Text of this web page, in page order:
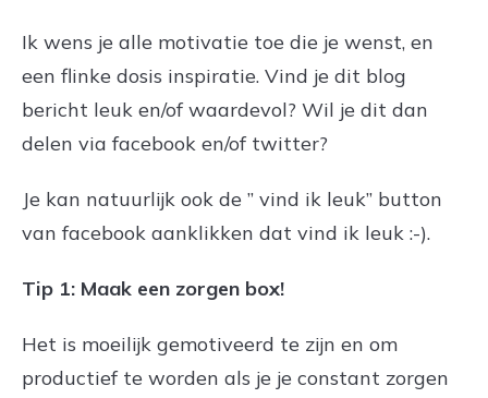
Ik wens je alle motivatie toe die je wenst, en
een flinke dosis inspiratie. Vind je dit blog
bericht leuk en/of waardevol? Wil je dit dan
delen via facebook en/of twitter?
Je kan natuurlijk ook de ” vind ik leuk” button
van facebook aanklikken dat vind ik leuk :-).
Tip 1: Maak een zorgen box!
Het is moeilijk gemotiveerd te zijn en om
productief te worden als je je constant zorgen